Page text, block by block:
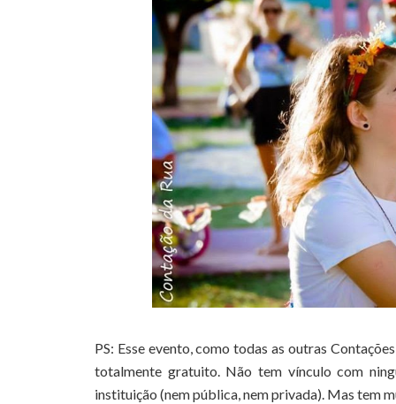
PS: Esse evento, como todas as outras
totalmente gratuito. Não tem vínculo com
instituição (nem pública, nem privada). Mas tem